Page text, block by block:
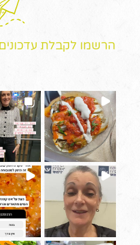
הרשמו לקבלת